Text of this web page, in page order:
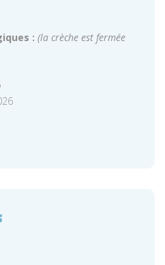
: (la crèche est fermée